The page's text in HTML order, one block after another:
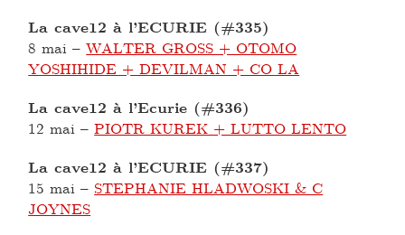
La cave12 à l’ECURIE (#335)
8 mai –WALTER GROSS + OTOMO
YOSHIHIDE + DEVILMAN + CO LA
La cave12 à l’Ecurie (#336)
12 mai –PIOTR KUREK + LUTTO LENTO
La cave12 à l’ECURIE (#337)
15 mai – STEPHANIE HLADWOSKI & C
JOYNES